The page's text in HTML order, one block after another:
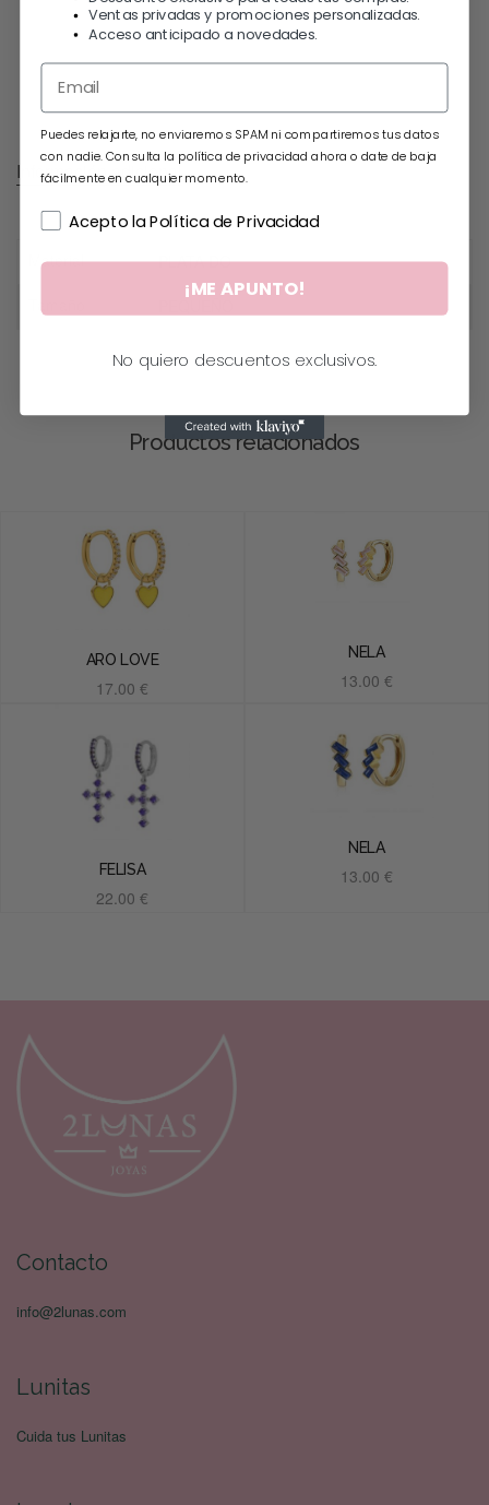
Información adicional
Material
PLATA DO
Productos relacionados
ARO LOVE
17.00 €
NELA
13.00 €
FELISA
22.00 €
NELA
13.00 €
Contacto
info@2lunas.com
Lunitas
Cuida tus Lunitas
Ventas privadas y promociones personalizadas.
Acceso anticipado a novedades.
Puedes relajarte, no enviaremos SPAM ni compartiremos tus datos
con nadie. Consulta la política de privacidad ahora o date de baja
fácilmente en cualquier momento.
Acepto la Política de Privacidad
¡ME APUNTO!
No quiero descuentos exclusivos.